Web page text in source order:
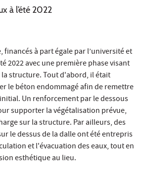
à l’été 2022
financés à part égale par l’université et
2022 avec une première phase visant
structure. Tout d'abord, il était
le béton endommagé afin de remettre
Un renforcement par le dessous
supporter la végétalisation prévue,
sur la structure. Par ailleurs, des
le dessus de la dalle ont été entrepris
et l'évacuation des eaux, tout en
esthétique au lieu.